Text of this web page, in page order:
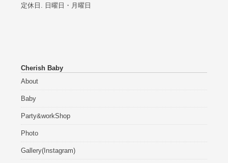
定休日. 日曜日・月曜日
Cherish Baby
About
Baby
Party&workShop
Photo
Gallery(Instagram)